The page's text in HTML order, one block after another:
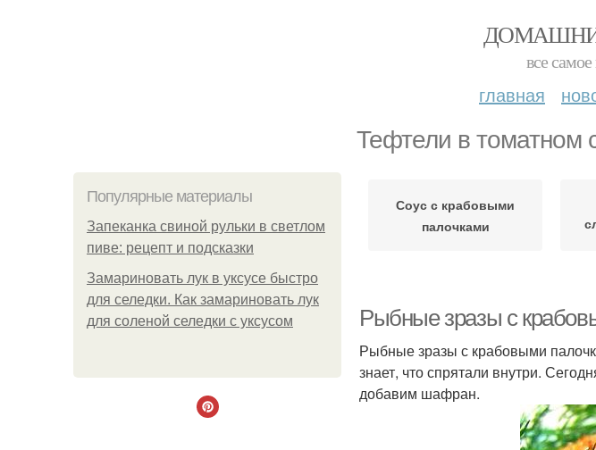
все
главная
Тефтели в томатном
Популярные материалы
Запеканка свиной рульки в светлом
пиве: рецепт и подсказки
Замариновать лук в уксусе быстро
для селедки. Как замариновать лук
для соленой селедки с уксусом
Соус с крабовыми
палочками
Рыбные зразы с
Рыбные зразы с крабовыми
знает, что спрятали внутри.
добавим шафран.